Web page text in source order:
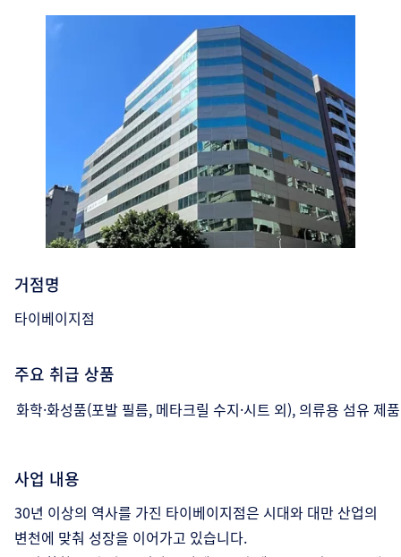
거점명
타이베이지점
주요 취급 상품
화학·화성품(포발 필름, 메타크릴 수지·시트 외), 의류용 섬유 제품
사업 내용
30년 이상의 역사를 가진 타이베이지점은 시대와 대만 산업의
변천에 맞춰 성장을 이어가고 있습니다.